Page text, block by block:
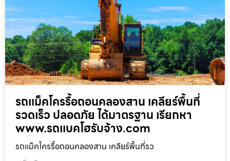
รถแม็คโครรื้อถอนคลองสาน เคลียร์พื้นที่
รวดเร็ว ปลอดภัย ได้มาตรฐาน เรียกหา
www.รถแบคโฮรับจ้าง.com
รถแม็คโครรื้อถอนคลองสาน เคลียร์พื้นที่รว